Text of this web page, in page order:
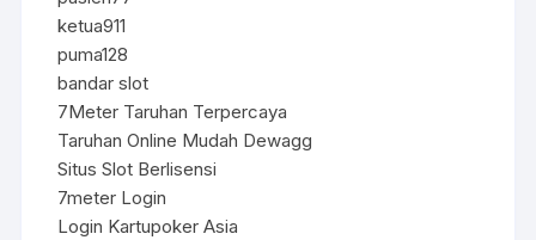
ketua911
puma128
bandar slot
7Meter Taruhan Terpercaya
Taruhan Online Mudah Dewagg
Situs Slot Berlisensi
7meter Login
Login Kartupoker Asia